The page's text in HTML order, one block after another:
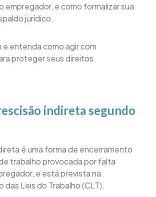
empregador, e como formalizar sua
jurídico.
e entenda como agir com
proteger seus direitos
indireta segundo
é uma forma de encerramento
trabalho provocada por falta
e está prevista na
das Leis do Trabalho (CLT).